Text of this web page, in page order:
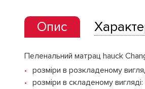
Опис
Пеленальний матрац hauck
розміри в розкладеному
розміри в складеному